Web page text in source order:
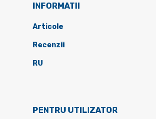
INFORMATII
Articole
Recenzii
RU
PENTRU UTILIZATOR